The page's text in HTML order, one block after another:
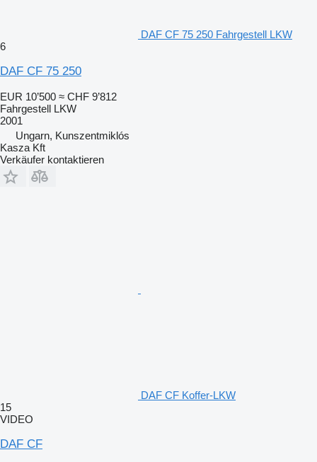
DAF CF 75 250 Fahrgestell LKW
6
DAF CF 75 250
EUR 10’500 ≈ CHF 9’812
Fahrgestell LKW
2001
Ungarn, Kunszentmiklós
Kasza Kft
Verkäufer kontaktieren
DAF CF Koffer-LKW
15
VIDEO
DAF CF